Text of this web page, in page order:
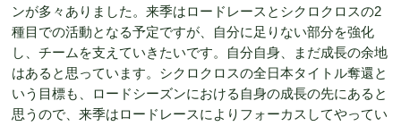
ンが多々ありました。来季はロードレースとシクロクロスの2
種目での活動となる予定ですが、自分に足りない部分を強化
し、チームを支えていきたいです。自分自身、まだ成長の余地
はあると思っています。シクロクロスの全日本タイトル奪還と
いう目標も、ロードシーズンにおける自身の成長の先にあると
思うので、来季はロードレースによりフォーカスしてやってい